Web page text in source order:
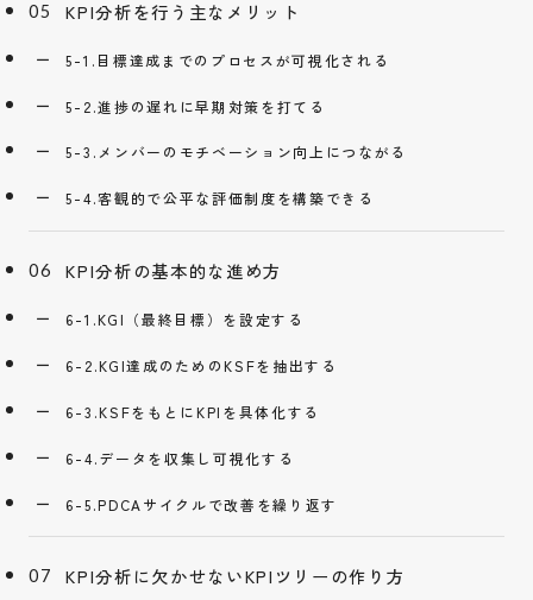
KPI分析を行う主なメリット
5-1.目標達成までのプロセスが可視化される
5-2.進捗の遅れに早期対策を打てる
5-3.メンバーのモチベーション向上につながる
5-4.客観的で公平な評価制度を構築できる
KPI分析の基本的な進め方
6-1.KGI（最終目標）を設定する
6-2.KGI達成のためのKSFを抽出する
6-3.KSFをもとにKPIを具体化する
6-4.データを収集し可視化する
6-5.PDCAサイクルで改善を繰り返す
KPI分析に欠かせないKPIツリーの作り方